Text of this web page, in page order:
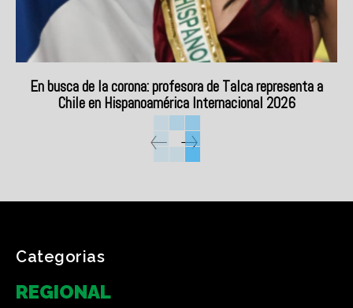
En busca de la corona: profesora de Talca representa a
Chile en Hispanoamérica Internacional 2026
Categorias
REGIONAL